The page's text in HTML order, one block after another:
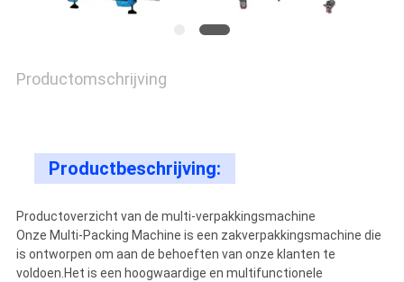
VRAAG
OFFERTE
SITEMAP
PRIVACY
POLICY
Productomschrijving
Productbeschrijving:
Productoverzicht van de multi-verpakkingsmachine
Onze Multi-Packing Machine is een zakverpakkingsmachine die
is ontworpen om aan de behoeften van onze klanten te
voldoen.Het is een hoogwaardige en multifunctionele